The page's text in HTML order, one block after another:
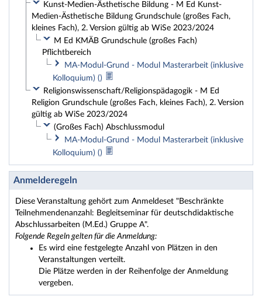
Kunst-Medien-Ästhetische Bildung - M Ed Kunst-
Medien-Ästhetische Bildung Grundschule (großes Fach,
kleines Fach), 2. Version gültig ab WiSe 2023/2024
M Ed KMÄB Grundschule (großes Fach)
Pflichtbereich
MA-Modul-Grund - Modul Masterarbeit (inklusive
Kolloquium) ()
Religionswissenschaft/Religionspädagogik - M Ed
Religion Grundschule (großes Fach, kleines Fach), 2. Version
gültig ab WiSe 2023/2024
(Großes Fach) Abschlussmodul
MA-Modul-Grund - Modul Masterarbeit (inklusive
Kolloquium) ()
Anmelderegeln
Diese Veranstaltung gehört zum Anmeldeset "Beschränkte
Teilnehmendenanzahl: Begleitseminar für deutschdidaktische
Abschlussarbeiten (M.Ed.) Gruppe A".
Folgende Regeln gelten für die Anmeldung:
Es wird eine festgelegte Anzahl von Plätzen in den
Veranstaltungen verteilt.
Die Plätze werden in der Reihenfolge der Anmeldung
vergeben.